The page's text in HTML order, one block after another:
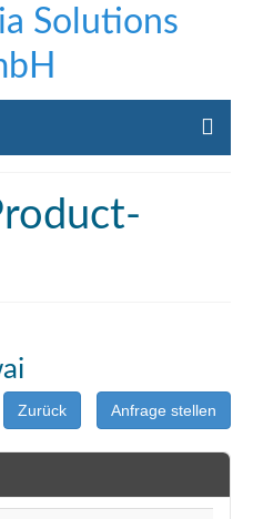
Technik
Zurück Anfrage stellen